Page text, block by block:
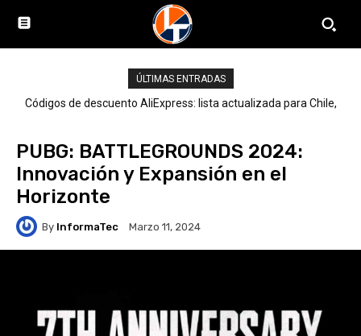
ÚLTIMAS ENTRADAS
Códigos de descuento AliExpress: lista actualizada para Chile,
PUBG: BATTLEGROUNDS 2024:
Innovación y Expansión en el
Horizonte
By InformaTec Marzo 11, 2024